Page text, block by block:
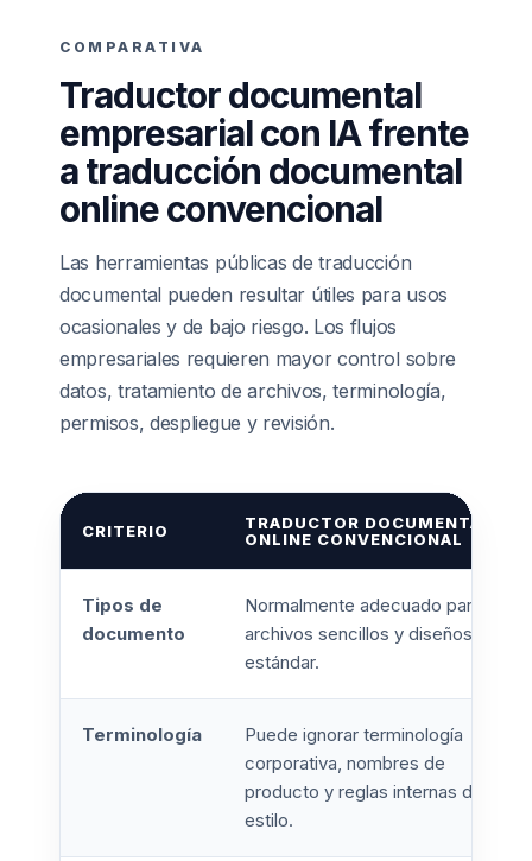
COMPARATIVA
Traductor documental
empresarial con IA frente
a traducción documental
online convencional
Las herramientas públicas de traducción
documental pueden resultar útiles para usos
ocasionales y de bajo riesgo. Los flujos
empresariales requieren mayor control sobre
datos, tratamiento de archivos, terminología,
permisos, despliegue y revisión.
CRITERIO
TRADUCTOR DOCUMENTAL
ONLINE CONVENCIONAL
Tipos de
documento
Normalmente adecuado para
archivos sencillos y diseños
estándar.
Terminología
Puede ignorar terminología
corporativa, nombres de
producto y reglas internas de
estilo.